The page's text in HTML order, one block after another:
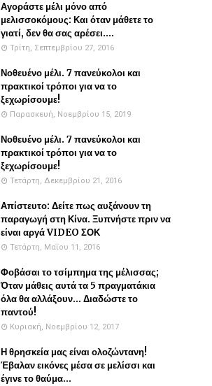
Αγοράστε μέλι μόνο από
μελισσοκόμους: Και όταν μάθετε το
γιατί, δεν θα σας αρέσει....
Τρίτη, Σεπτεμβρίου 27, 2016
Νοθευένο μέλι. 7 πανεύκολοι και
πρακτικοί τρόποι για να το
ξεχωρίσουμε!
Παρασκευή, Νοεμβρίου 15, 2019
Νοθευένο μέλι. 7 πανεύκολοι και
πρακτικοί τρόποι για να το
ξεχωρίσουμε!
Τετάρτη, Δεκεμβρίου 21, 2016
Απίστευτο: Δείτε πως αυξάνουν τη
παραγωγή στη Κίνα. Ξυπνήστε πριν να
είναι αργά VIDEO ΣΟΚ
Τετάρτη, Μαΐου 11, 2016
Φοβάσαι το τσίμπημα της μέλισσας;
Όταν μάθεις αυτά τα 5 πραγματάκια
όλα θα αλλάξουν... Διαδώστε το
παντού!
Κυριακή, Νοεμβρίου 12, 2017
Η θρησκεία μας είναι ολοζώντανη!
Έβαλαν εικόνες μέσα σε μελίσσι και
έγινε το θαύμα...